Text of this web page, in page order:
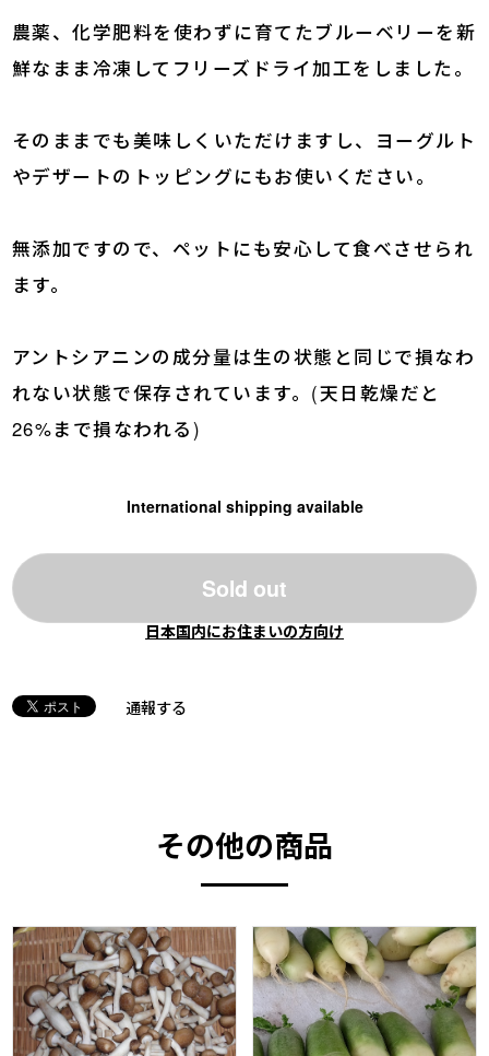
農薬、化学肥料を使わずに育てたブルーベリーを新
鮮なまま冷凍してフリーズドライ加工をしました。
そのままでも美味しくいただけますし、ヨーグルト
やデザートのトッピングにもお使いください。
無添加ですので、ペットにも安心して食べさせられ
ます。
アントシアニンの成分量は生の状態と同じで損なわ
れない状態で保存されています。(天日乾燥だと
26%まで損なわれる)
International shipping available
Sold out
日本国内にお住まいの方向け
通報する
その他の商品